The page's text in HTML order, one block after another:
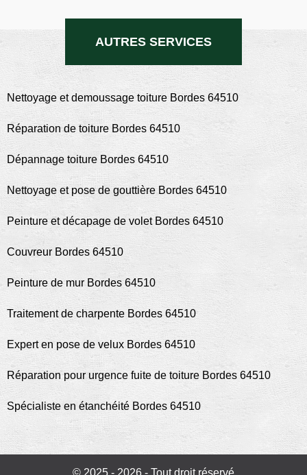
AUTRES SERVICES
Nettoyage et demoussage toiture Bordes 64510
Réparation de toiture Bordes 64510
Dépannage toiture Bordes 64510
Nettoyage et pose de gouttière Bordes 64510
Peinture et décapage de volet Bordes 64510
Couvreur Bordes 64510
Peinture de mur Bordes 64510
Traitement de charpente Bordes 64510
Expert en pose de velux Bordes 64510
Réparation pour urgence fuite de toiture Bordes 64510
Spécialiste en étanchéité Bordes 64510
© 2025 - 2026 - Tout droit réservé